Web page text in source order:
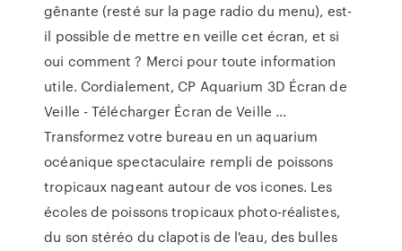
gênante (resté sur la page radio du menu), est-
il possible de mettre en veille cet écran, et si
oui comment ? Merci pour toute information
utile. Cordialement, CP Aquarium 3D Écran de
Veille - Télécharger Écran de Veille ...
Transformez votre bureau en un aquarium
océanique spectaculaire rempli de poissons
tropicaux nageant autour de vos icones. Les
écoles de poissons tropicaux photo-réalistes,
du son stéréo du clapotis de l'eau, des bulles